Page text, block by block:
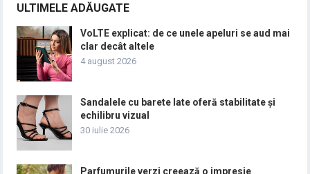
ULTIMELE ADĂUGATE
VoLTE explicat: de ce unele apeluri se aud mai
clar decât altele
4 august 2026
Sandalele cu barete late oferă stabilitate și
echilibru vizual
30 iulie 2026
Parfumurile verzi creează o impresie